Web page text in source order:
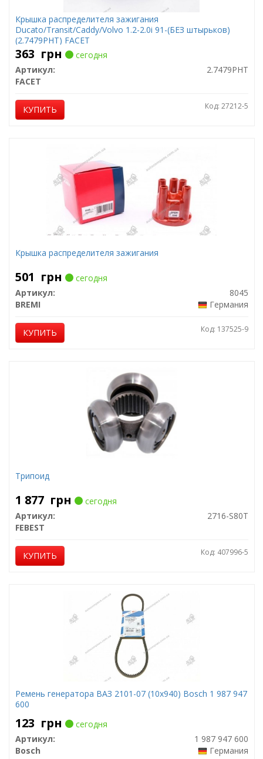
Крышка распределителя зажигания
Ducato/Transit/Caddy/Volvo 1.2-2.0i 91-(БЕЗ штырьков)
(2.7479PHT) FACET
363 грн
сегодня
Артикул:
2.7479PHT
FACET
КУПИТЬ Код: 27212-5
Крышка распределителя зажигания
501 грн
сегодня
Артикул:
8045
BREMI
Германия
КУПИТЬ Код: 137525-9
Трипоид
1 877 грн
сегодня
Артикул:
2716-S80T
FEBEST
КУПИТЬ Код: 407996-5
Ремень генератора ВАЗ 2101-07 (10x940) Bosch 1 987 947
600
123 грн
сегодня
Артикул:
1 987 947 600
Bosch
Германия